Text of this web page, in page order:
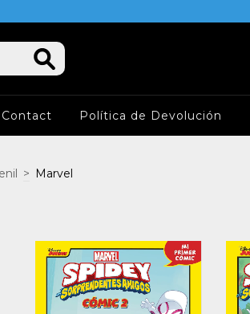
Contact Política de Devolución
> Marvel